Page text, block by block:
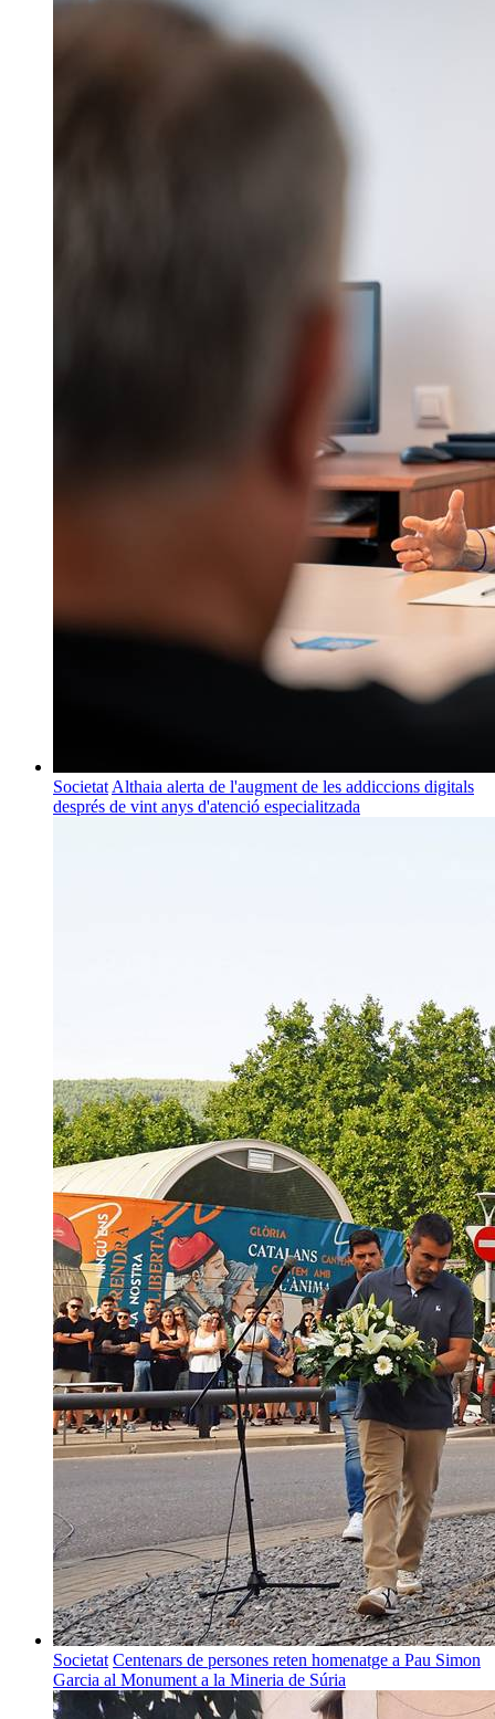
Societat Althaia alerta de l'augment de les addiccions digitals
després de vint anys d'atenció especialitzada
Societat Centenars de persones reten homenatge a Pau Simon
Garcia al Monument a la Mineria de Súria